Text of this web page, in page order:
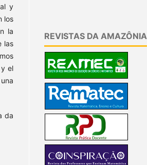
y
los
la
las
el
da
REVISTAS DA AMAZÔNIA